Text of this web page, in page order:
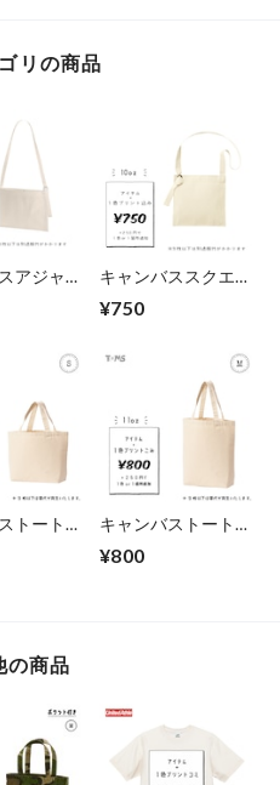
リの商品
アジャス
ーサコッ
キャンバススクエア
サコッシュ (TR-
1081)
¥750
トート
：778-
キャンバストート
M size (品番：778-
TCC)
¥800
の商品